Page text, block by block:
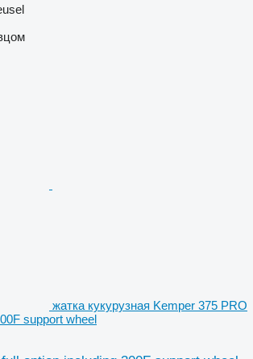
жатка кукурузная Kemper 375 PRO
support wheel